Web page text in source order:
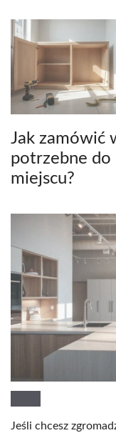
Jak zamówić
potrzebne do
miejscu?
Jeśli chcesz